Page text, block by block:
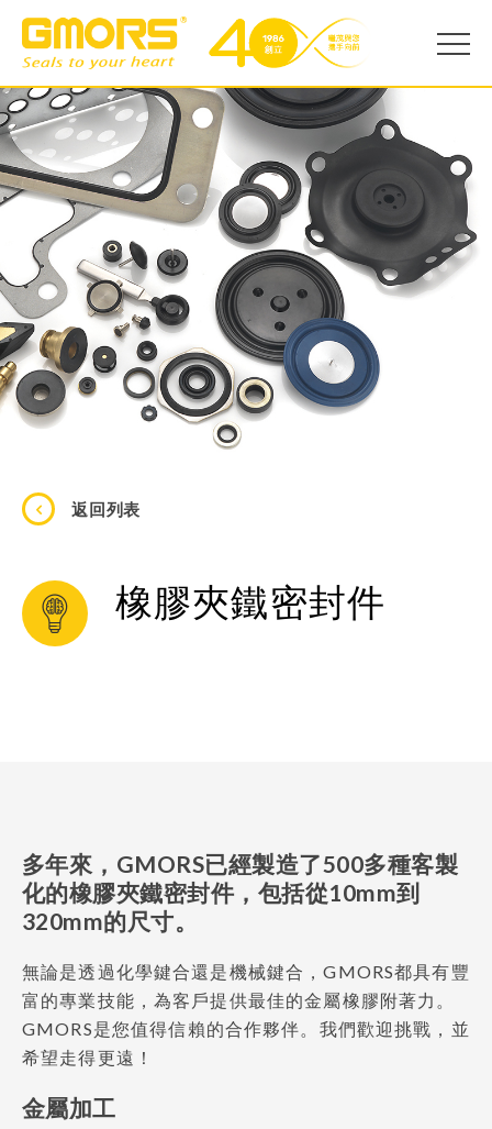
返回列表
橡膠夾鐵密封件
多年來，GMORS已經製造了500多種客製
化的橡膠夾鐵密封件，包括從10mm到
320mm的尺寸。
無論是透過化學鍵合還是機械鍵合，GMORS都具有豐
富的專業技能，為客戶提供最佳的金屬橡膠附著力。
GMORS是您值得信賴的合作夥伴。我們歡迎挑戰，並
希望走得更遠！
金屬加工